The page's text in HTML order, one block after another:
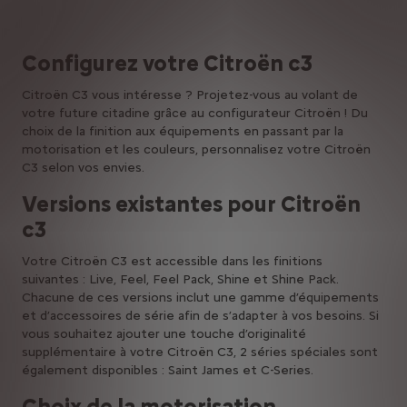
Configurez votre Citroën c3
Citroën C3 vous intéresse ? Projetez-vous au volant de
votre future citadine grâce au configurateur Citroën ! Du
choix de la finition aux équipements en passant par la
motorisation et les couleurs, personnalisez votre Citroën
C3 selon vos envies.
Versions existantes pour Citroën
c3
Votre Citroën C3 est accessible dans les finitions
suivantes : Live, Feel, Feel Pack, Shine et Shine Pack.
Chacune de ces versions inclut une gamme d’équipements
et d’accessoires de série afin de s’adapter à vos besoins. Si
vous souhaitez ajouter une touche d’originalité
supplémentaire à votre Citroën C3, 2 séries spéciales sont
également disponibles : Saint James et C-Series.